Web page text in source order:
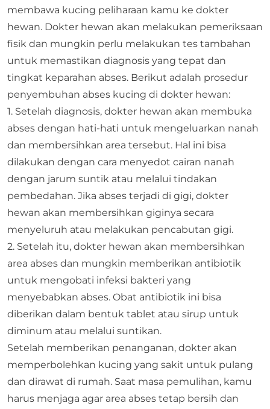
membawa kucing peliharaan kamu ke dokter
hewan. Dokter hewan akan melakukan pemeriksaan
fisik dan mungkin perlu melakukan tes tambahan
untuk memastikan diagnosis yang tepat dan
tingkat keparahan abses. Berikut adalah prosedur
penyembuhan abses kucing di dokter hewan:
1. Setelah diagnosis, dokter hewan akan membuka
abses dengan hati-hati untuk mengeluarkan nanah
dan membersihkan area tersebut. Hal ini bisa
dilakukan dengan cara menyedot cairan nanah
dengan jarum suntik atau melalui tindakan
pembedahan. Jika abses terjadi di gigi, dokter
hewan akan membersihkan giginya secara
menyeluruh atau melakukan pencabutan gigi.
2. Setelah itu, dokter hewan akan membersihkan
area abses dan mungkin memberikan antibiotik
untuk mengobati infeksi bakteri yang
menyebabkan abses. Obat antibiotik ini bisa
diberikan dalam bentuk tablet atau sirup untuk
diminum atau melalui suntikan.
Setelah memberikan penanganan, dokter akan
memperbolehkan kucing yang sakit untuk pulang
dan dirawat di rumah. Saat masa pemulihan, kamu
harus menjaga agar area abses tetap bersih dan